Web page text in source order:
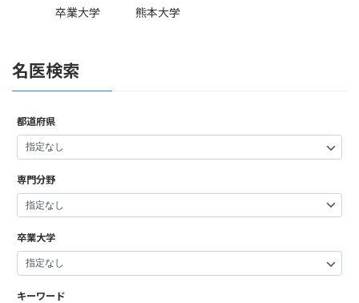
卒業大学
熊本大学
名医検索
都道府県
専門分野
卒業大学
キーワード